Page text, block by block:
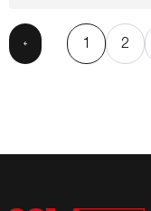
1 2